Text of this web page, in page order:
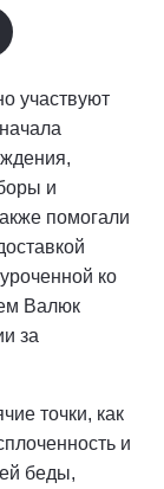
участвуют
и
помогали
ко
Валюк
за
точки, как
и
беды,